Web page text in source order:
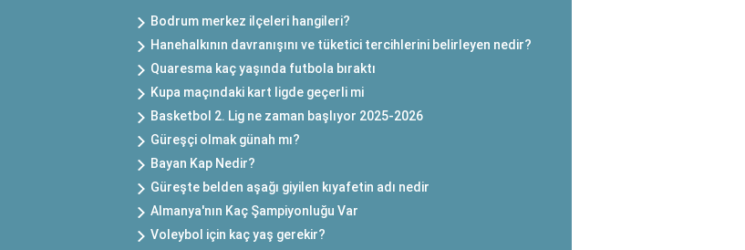
Bodrum merkez ilçeleri hangileri?
Hanehalkının davranışını ve tüketici tercihlerini belirleyen nedir?
Quaresma kaç yaşında futbola bıraktı
Kupa maçındaki kart ligde geçerli mi
Basketbol 2. Lig ne zaman başlıyor 2025-2026
Güreşçi olmak günah mı?
Bayan Kap Nedir?
Güreşte belden aşağı giyilen kıyafetin adı nedir
Almanya'nın Kaç Şampiyonluğu Var
Voleybol için kaç yaş gerekir?